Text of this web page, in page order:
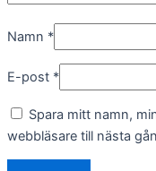
Namn *
E-post *
Spara mitt namn,
webbläsare till nästa